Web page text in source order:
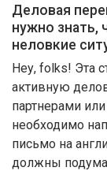
Деловая
нужно знать,
неловкие
Heу, folks! Эта
активную
партнерами
необходимо
письмо на
должны